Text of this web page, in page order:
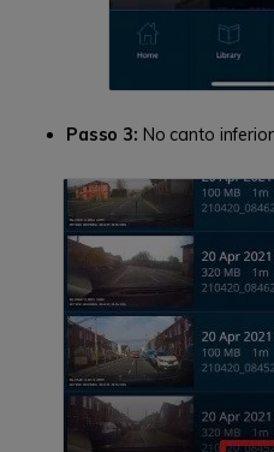
Passo 3: No canto